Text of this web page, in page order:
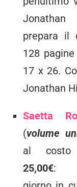
prepara il
128
17 x 26.
Jonathan
Saetta
(volume
al
25,00€: